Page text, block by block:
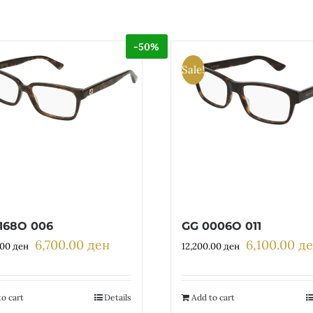
-50%
006
ден
Original
13,400.00 ден.
6,700.00 денCurrent
6,700.00 ден.
cart Details
Sale!
GG 0006O 011
12,200.00ден Original
12,200.00
6,100.00
Add to cart